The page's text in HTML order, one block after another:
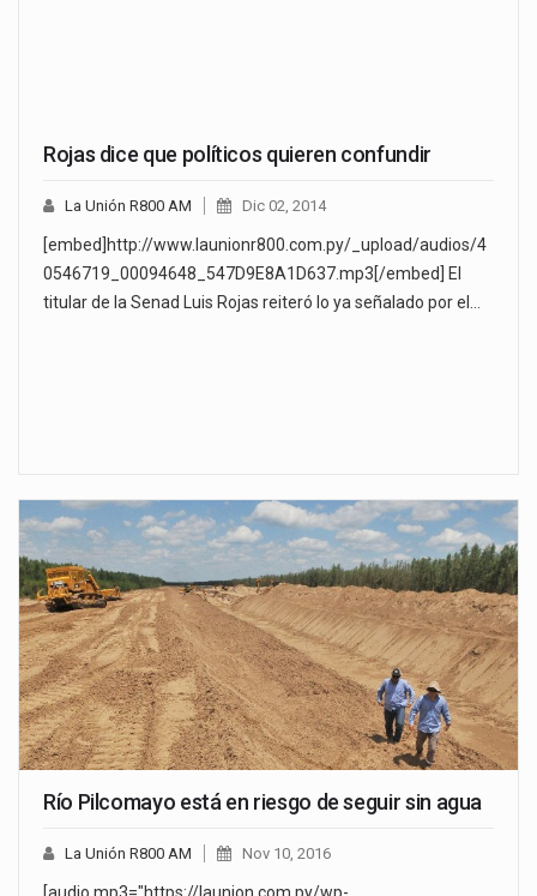
Rojas dice que políticos quieren confundir
La Unión R800 AM Dic 02, 2014
[embed]http://www.launionr800.com.py/_upload/audios/4
0546719_00094648_547D9E8A1D637.mp3[/embed] El
titular de la Senad Luis Rojas reiteró lo ya señalado por el…
Río Pilcomayo está en riesgo de seguir sin agua
La Unión R800 AM Nov 10, 2016